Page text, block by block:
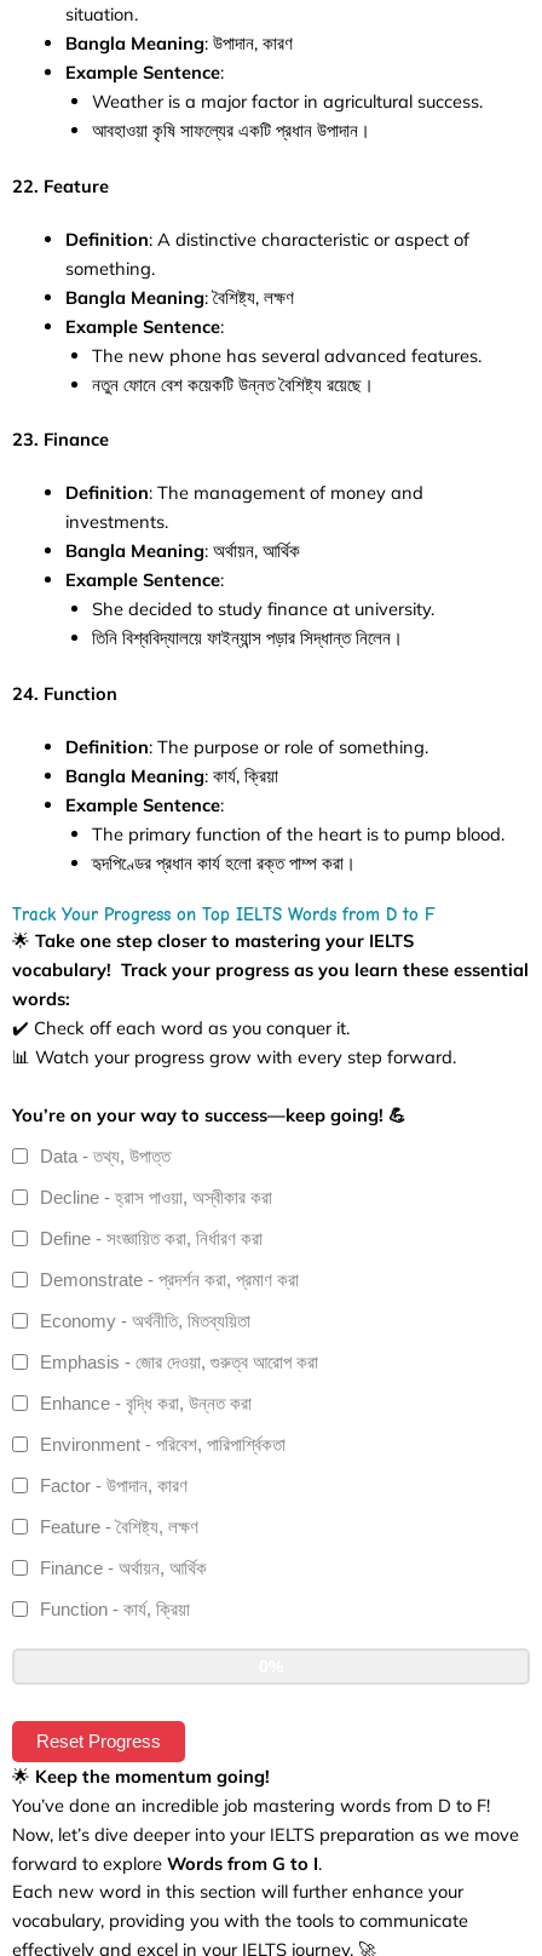
situation.
Bangla Meaning: উপাদান, কারণ
Example Sentence:
Weather is a major factor in agricultural success.
আবহাওয়া কৃষি সাফল্যের একটি প্রধান উপাদান।
22. Feature
Definition: A distinctive characteristic or aspect of
something.
Bangla Meaning: বৈশিষ্ট্য, লক্ষণ
Example Sentence:
The new phone has several advanced features.
নতুন ফোনে বেশ কয়েকটি উন্নত বৈশিষ্ট্য রয়েছে।
23. Finance
Definition: The management of money and
investments.
Bangla Meaning: অর্থায়ন, আর্থিক
Example Sentence:
She decided to study finance at university.
তিনি বিশ্ববিদ্যালয়ে ফাইন্যান্স পড়ার সিদ্ধান্ত নিলেন।
24. Function
Definition: The purpose or role of something.
Bangla Meaning: কার্য, ক্রিয়া
Example Sentence:
The primary function of the heart is to pump blood.
হৃদপিণ্ডের প্রধান কার্য হলো রক্ত পাম্প করা।
Track Your Progress on Top IELTS Words from D to F
🌟 Take one step closer to mastering your IELTS
vocabulary! Track your progress as you learn these essential
words:
✔️ Check off each word as you conquer it.
📊 Watch your progress grow with every step forward.
You’re on your way to success—keep going! 💪
Data - তথ্য, উপাত্ত
Decline - হ্রাস পাওয়া, অস্বীকার করা
Define - সংজ্ঞায়িত করা, নির্ধারণ করা
Demonstrate - প্রদর্শন করা, প্রমাণ করা
Economy - অর্থনীতি, মিতব্যয়িতা
Emphasis - জোর দেওয়া, গুরুত্ব আরোপ করা
Enhance - বৃদ্ধি করা, উন্নত করা
Environment - পরিবেশ, পারিপার্শ্বিকতা
Factor - উপাদান, কারণ
Feature - বৈশিষ্ট্য, লক্ষণ
Finance - অর্থায়ন, আর্থিক
Function - কার্য, ক্রিয়া
Reset Progress
🌟 Keep the momentum going!
You’ve done an incredible job mastering words from D to F!
Now, let’s dive deeper into your IELTS preparation as we move
forward to explore Words from G to I.
Each new word in this section will further enhance your
vocabulary, providing you with the tools to communicate
effectively and excel in your IELTS journey. 🚀